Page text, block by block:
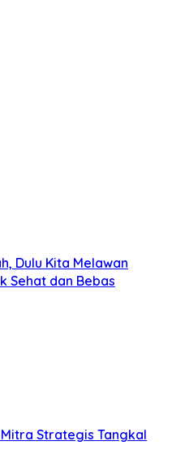
Dulu Kita Melawan
Sehat dan Bebas
Strategis Tangkal